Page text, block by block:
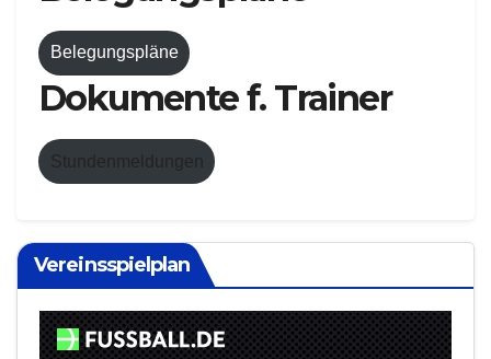
Belegungspläne
Dokumente f. Trainer
Stundenmeldungen
Vereinsspielplan